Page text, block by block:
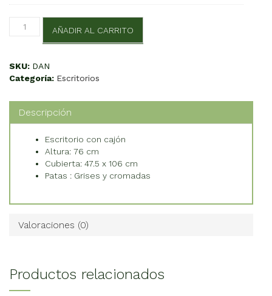
Dánes
AÑADIR AL CARRITO
SKU: DAN
Categoría: Escritorios
Descripción
Escritorio con cajón
Altura: 76 cm
Cubierta: 47.5 x 106 cm
Patas : Grises y cromadas
Valoraciones (0)
Productos relacionados